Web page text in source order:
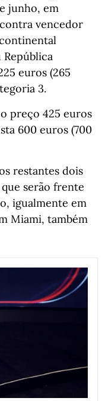
junho, em
vencedor
República
euros (265
3.
preço 425 euros
600 euros (700
restantes dois
serão frente
igualmente em
Miami, também